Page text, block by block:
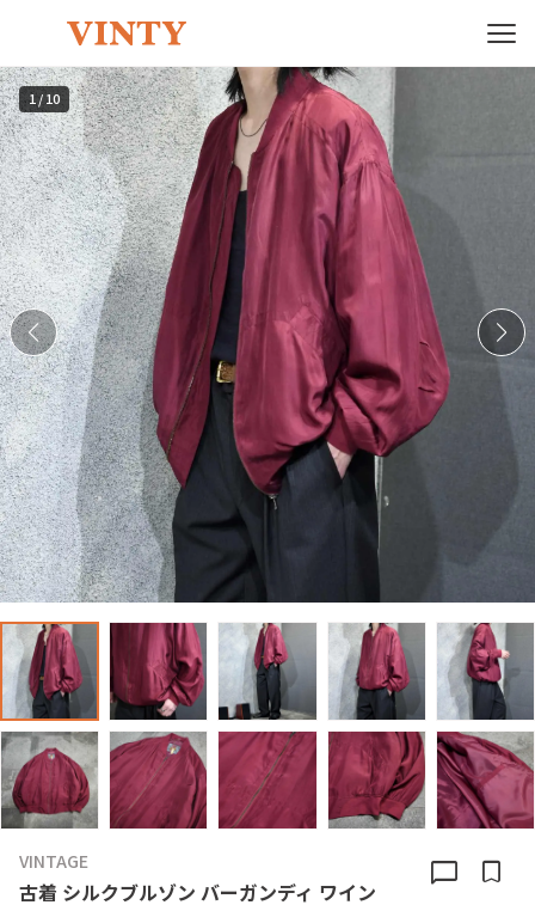
1 /10
VINTAGE
古着 シルクブルゾン バーガンディ ワイン
chat_bubble bookmark